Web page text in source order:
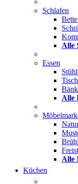
Schlafen
Alle
Essen
Alle
Brühl
Alle
Küchen